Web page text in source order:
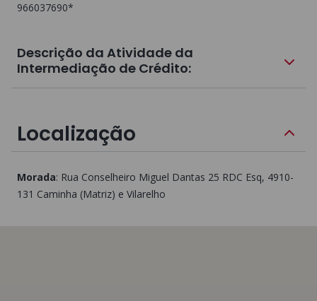
966037690*
Descrição da Atividade da
Intermediação de Crédito:
Localização
Morada: Rua Conselheiro Miguel Dantas 25 RDC Esq, 4910-
131 Caminha (Matriz) e Vilarelho